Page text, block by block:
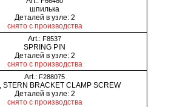
шпилька
Деталей в узле: 2
снято с производства
Art.: F8537
SPRING PIN
Деталей в узле: 2
снято с производства
Art.: F288075
STERN BRACKET CLAMP SCREW
Деталей в узле: 2
снято с производства